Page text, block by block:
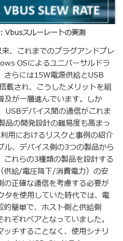
Vbusスルーレートの実測
、これまでのプラグアンドプレ
OSによるユニバーサルドラ
さらには15W電源供給とUSB
載され、こうしたメリットを組
及が一層進んでいます。しか
USBデバイス間の通信がこれま
品の開発設計の難易度も高まっ
用におけるリスクと事例の紹介
ル、デバイス側の3つの製品から
れらの3種類の製品を設計する
供給/電圧降下/消費電力）の安
正確な通信を考慮する必要が
タを使用していた時代では、電
簡単で、ホスト側と供給側
ぞれペアとなっていました。
チすることなく、使用シナリ